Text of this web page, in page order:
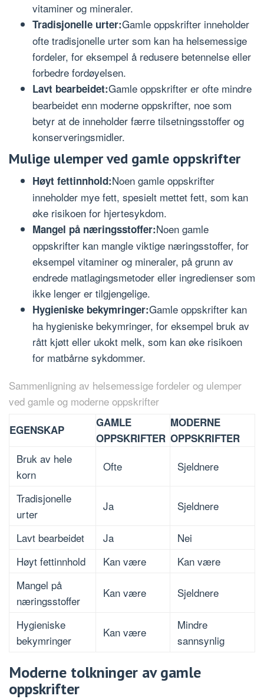
vitaminer og mineraler.
Tradisjonelle urter:Gamle oppskrifter inneholder
ofte tradisjonelle urter som kan ha helsemessige
fordeler, for eksempel å redusere betennelse eller
forbedre fordøyelsen.
Lavt bearbeidet:Gamle oppskrifter er ofte mindre
bearbeidet enn moderne oppskrifter, noe som
betyr at de inneholder færre tilsetningsstoffer og
konserveringsmidler.
Mulige ulemper ved gamle oppskrifter
Høyt fettinnhold:Noen gamle oppskrifter
inneholder mye fett, spesielt mettet fett, som kan
øke risikoen for hjertesykdom.
Mangel på næringsstoffer:Noen gamle
oppskrifter kan mangle viktige næringsstoffer, for
eksempel vitaminer og mineraler, på grunn av
endrede matlagingsmetoder eller ingredienser som
ikke lenger er tilgjengelige.
Hygieniske bekymringer:Gamle oppskrifter kan
ha hygieniske bekymringer, for eksempel bruk av
rått kjøtt eller ukokt melk, som kan øke risikoen
for matbårne sykdommer.
Sammenligning av helsemessige fordeler og ulemper
ved gamle og moderne oppskrifter
EGENSKAP
GAMLE
OPPSKRIFTER
MODERNE
OPPSKRIFTER
Bruk av hele
korn
Ofte Sjeldnere
Tradisjonelle
urter
Ja Sjeldnere
Lavt bearbeidet Ja
Nei
Høyt fettinnhold
Kan være
Kan være
Mangel på
næringsstoffer
Kan være Sjeldnere
Hygieniske
bekymringer
Kan være
Mindre
sannsynlig
Moderne tolkninger av gamle
oppskrifter